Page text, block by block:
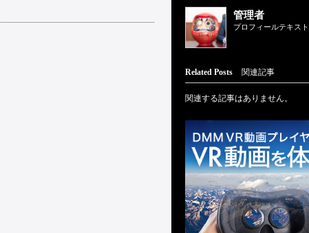
管理者
プロフィールテキスト
Related Posts 関連記事
関連する記事はありません。